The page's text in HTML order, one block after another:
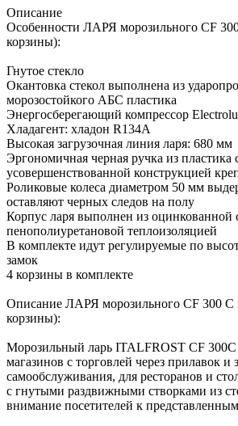
Описание
Особенности ЛАРЯ морозильного CF
корзины):
Гнутое стекло
Окантовка стекол выполнена из
морозостойкого АБС пластика
Энергосберегающий компрессор
Хладагент: хладон R134А
Высокая загрузочная линия ларя: 680 мм
Эргономичная черная ручка из пластика
усовершенствованной конструкцией
Роликовые колеса диаметром 50 мм
оставляют черных следов на полу
Корпус ларя выполнен из оцинкованной
пенополиуретановой теплоизоляцией
В комплекте идут регулируемые по
замок
4 корзины в комплекте
Описание ЛАРЯ морозильного CF 300 C
корзины):
Морозильный ларь ITALFROST CF 300C
магазинов с торговлей через прилавок и
самообслуживания, для ресторанов и
с гнутыми раздвижными створками из
внимание посетителей к